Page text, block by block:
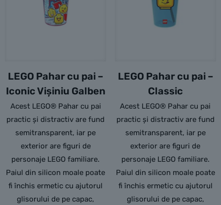
LEGO Pahar cu pai –
Iconic Vișiniu Galben
Acest LEGO® Pahar cu pai
practic și distractiv are fund
semitransparent, iar pe
exterior are figuri de
personaje LEGO familiare.
Paiul din silicon moale poate
fi închis ermetic cu ajutorul
glisorului de pe capac,
LEGO Pahar cu pai –
Classic
Acest LEGO® Pahar cu pai
practic și distractiv are fund
semitransparent, iar pe
exterior are figuri de
personaje LEGO familiare.
Paiul din silicon moale poate
fi închis ermetic cu ajutorul
glisorului de pe capac,